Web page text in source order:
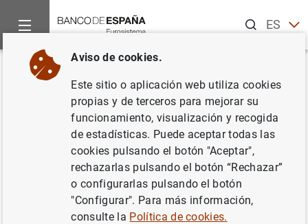
ESEN
Inicio Publicaciones
Volver
2023/T3 Artículo 11. La
traslación del aumento de los
costes de producción a los
precios de venta de las
empresas no financieras en
Aviso de cookies.
Este sitio o aplicación web utiliza cookies
propias y de terceros para mejorar su
funcionamiento, visualización y recogida
de estadísticas. Puede aceptar todas las
cookies pulsando el botón "Aceptar",
rechazarlas pulsando el botón “Rechazar”
o configurarlas pulsando el botón
"Configurar". Para más información,
consulte la Política de cookies.